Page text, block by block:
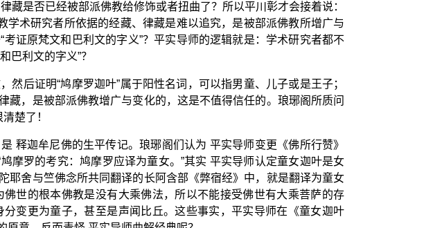
是否已经被部派佛教给修饰或者扭曲了？所以平川彰才会接着说：
学术研究者所依据的经藏、律藏是难以追究，是被部派佛教所增广与
证原梵文和巴利文的字义”？平实导师的逻辑就是：学术研究者都不
巴利文的字义”？
后证明“鸠摩罗迦叶”属于阳性名词，可以指男童、儿子或是王子；
，是被部派佛教增广与变化的，这是不值得信任的。琅琊阁所质问
楚了！
释迦牟尼佛的生平传记。琅琊阁们认为 平实导师变更《佛所行赞》
摩罗的考究：鸠摩罗应译为童女。”其实 平实导师认定童女迦叶是女
舍与竺佛念所共同翻译的长阿含部《弊宿经》中，就是翻译为童女
世的根本佛教是没有大乘佛法，所以不能接受佛世有大乘菩萨的存
变更为童子，甚至是声闻比丘。这些事实，平实导师在《童女迦叶